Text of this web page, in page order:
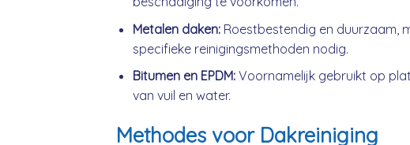
Metalen daken:Roestbestendig en duurzaam,
specifieke reinigingsmethoden nodig.
Bitumen en EPDM:Voornamelijk gebruikt op
van vuil en water.
Methodes voor Dakreiniging